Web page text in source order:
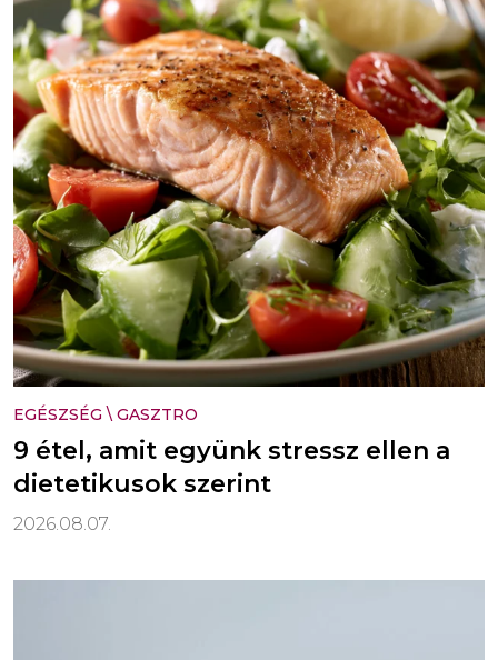
EGÉSZSÉG \ GASZTRO
9 étel, amit együnk stressz ellen a
dietetikusok szerint
2026.08.07.